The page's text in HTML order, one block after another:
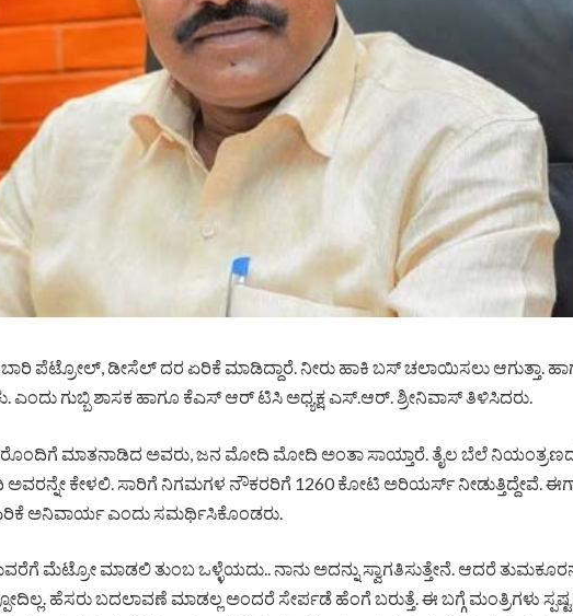
ಬಾರಿ ಪೆಟ್ರೋಲ್, ಡೀಸೆಲ್ ದರ ಏರಿಕೆ ಮಾಡಿದ್ದಾರೆ. ನೀರು ಹಾಕಿ ಬಸ್ ಚಲಾಯಿಸಲು ಆಗುತ್ತಾ.
ಗುಬ್ಬಿ ಶಾಸಕ ಹಾಗೂ ಕೆಎಸ್‌ ಆರ್‌ ಟಿಸಿ ಅಧ್ಯಕ್ಷ ಎಸ್.ಆರ್. ಶ್ರೀನಿವಾಸ್ ತಿಳಿಸಿದರು.
ಮಾತನಾಡಿದ ಅವರು, ಜನ ಮೋದಿ ಮೋದಿ ಅಂತಾ ಸಾಯ್ತಾರೆ. ತೈಲ ಬೆಲೆ ನಿಯಂತ್ರಣದ
ಅವರನ್ನೇ ಕೇಳಲಿ. ಸಾರಿಗೆ ನಿಗಮಗಳ ನೌಕರರಿಗೆ 1260 ಕೋಟಿ ಅರಿಯರ್ಸ್ ನೀಡುತ್ತಿದ್ದೇವೆ.
ಅನಿವಾರ್ಯ ಎಂದು ಸಮರ್ಥಿಸಿಕೊಂಡರು.
ಮೆಟ್ರೋ ಮಾಡಲಿ ತುಂಬ ಒಳ್ಳೆಯದು.. ನಾನು ಅದನ್ನು ಸ್ವಾಗತಿಸುತ್ತೇನೆ. ಆದರೆ
ಹೆಸರು ಬದಲಾವಣೆ ಮಾಡಲ್ಲ ಅಂದರೆ ಸೇರ್ಪಡೆ ಹೆಂಗೆ ಬರುತ್ತೆ. ಈ ಬಗ್ಗೆ ಮಂತ್ರಿಗಳು